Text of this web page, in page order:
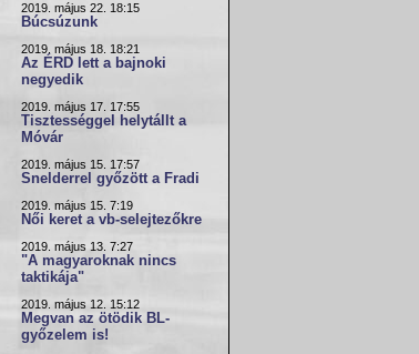
2019. május 22. 18:15
Búcsúzunk
2019. május 18. 18:21
Az ÉRD lett a bajnoki
negyedik
2019. május 17. 17:55
Tisztességgel helytállt a
Móvár
2019. május 15. 17:57
Snelderrel győzött a Fradi
2019. május 15. 7:19
Női keret a vb-selejtezőkre
2019. május 13. 7:27
"A magyaroknak nincs
taktikája"
2019. május 12. 15:12
Megvan az ötödik BL-
győzelem is!